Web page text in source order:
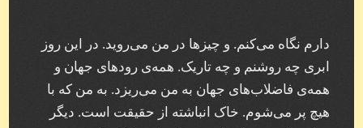
دارم نگاه می‌کنم. و چیز‌ها در من می‌روید. در این روز
ابری چه روشنم و چه تاریک. همه‌ی رودهای جهان و
همه‌ی فاضلاب‌های جهان به من می‌ریزد. به من که با
هیچ پر می‌شوم. خاک انباشته از حقیقت است. دیگر